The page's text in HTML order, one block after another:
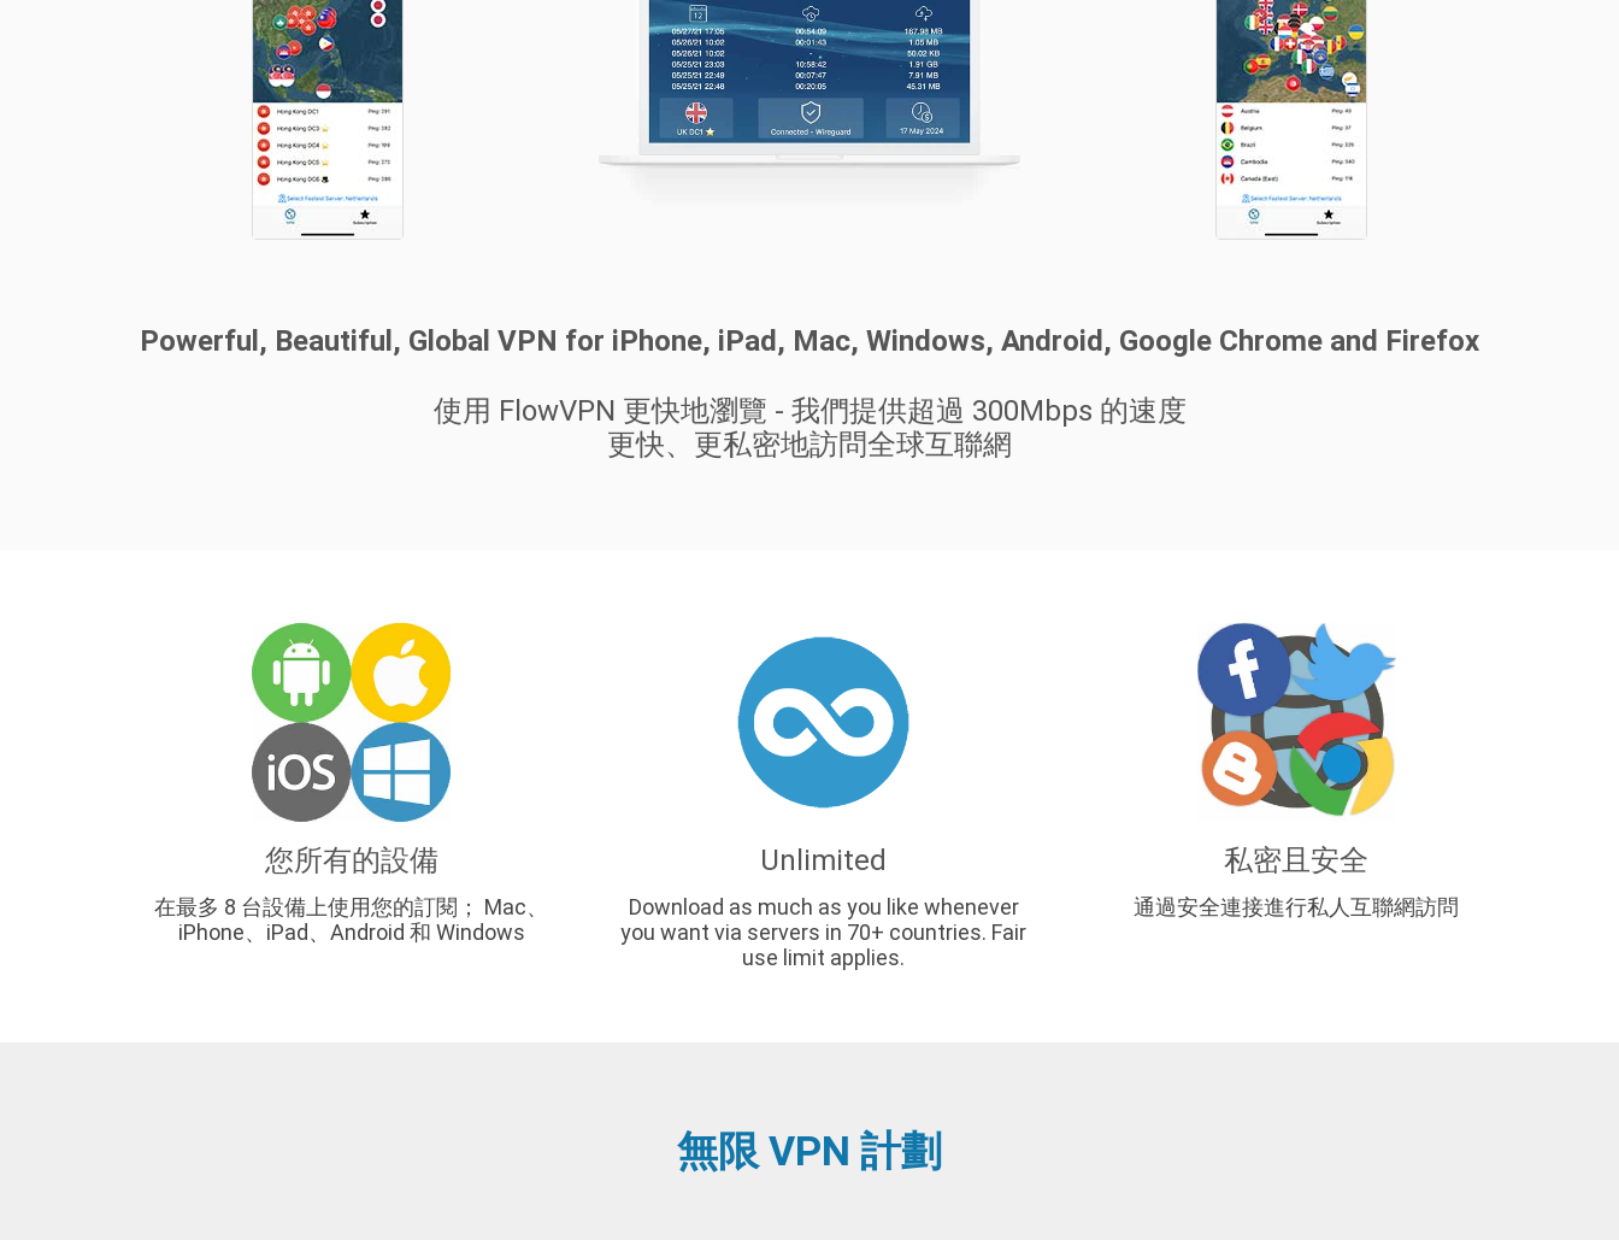
Powerful, Beautiful, Global VPN for iPhone, iPad, Mac, Windows, Android, Google Chrome and Firefox
使用 FlowVPN 更快地瀏覽 - 我們提供超過 300Mbps 的速度
更快、更私密地訪問全球互聯網
您所有的設備
在最多 8 台設備上使用您的訂閱； Mac、
iPhone、iPad、Android 和 Windows
Unlimited
Download as much as you like whenever
you want via servers in 70+ countries. Fair
use limit applies.
私密且安全
通過安全連接進行私人互聯網訪問
無限 VPN 計劃